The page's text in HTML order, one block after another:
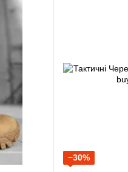
−30%